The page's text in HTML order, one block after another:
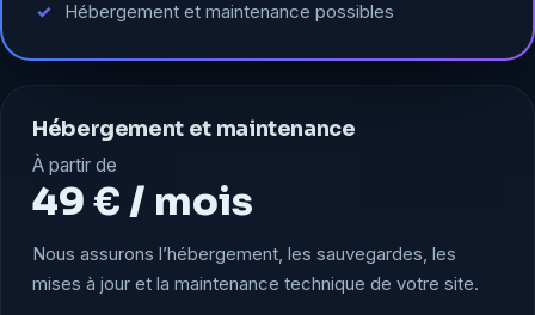
Hébergement et maintenance possibles
Hébergement et maintenance
À partir de
49 € / mois
Nous assurons l’hébergement, les sauvegardes, les
mises à jour et la maintenance technique de votre site.